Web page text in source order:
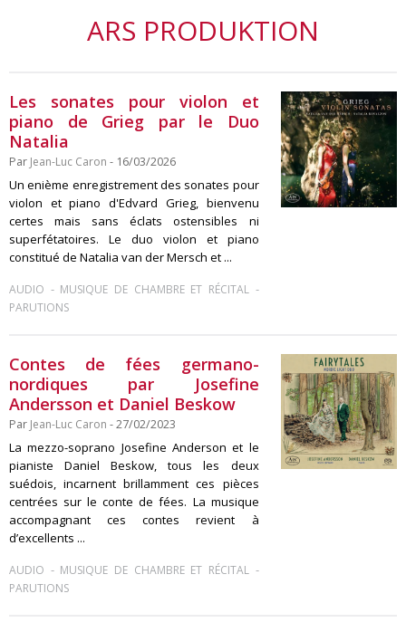
ARS PRODUKTION
Les sonates pour violon et
piano de Grieg par le Duo
Natalia
Par Jean-Luc Caron - 16/03/2026
Un enième enregistrement des sonates pour
violon et piano d'Edvard Grieg, bienvenu
certes mais sans éclats ostensibles ni
superfétatoires. Le duo violon et piano
constitué de Natalia van der Mersch et ...
AUDIO - MUSIQUE DE CHAMBRE ET RÉCITAL-
PARUTIONS
Contes de fées germano-
nordiques par Josefine
Andersson et Daniel Beskow
Par Jean-Luc Caron - 27/02/2023
La mezzo-soprano Josefine Anderson et le
pianiste Daniel Beskow, tous les deux
suédois, incarnent brillamment ces pièces
centrées sur le conte de fées. La musique
accompagnant ces contes revient à
d’excellents ...
AUDIO - MUSIQUE DE CHAMBRE ET RÉCITAL-
PARUTIONS